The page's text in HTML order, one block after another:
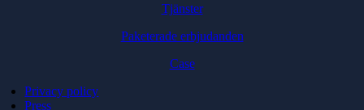
Tjänster
Paketerade erbjudanden
Case
Privacy policy
Press